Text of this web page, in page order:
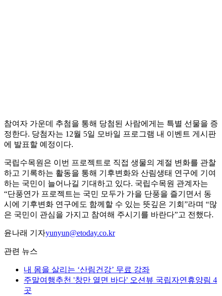
참여자 가운데 추첨을 통해 당첨된 사람에게는 특별 선물을 증
정한다. 당첨자는 12월 5일 모바일 프로그램 내 이벤트 게시판
에 발표할 예정이다.
국립수목원은 이번 프로젝트로 직접 생물의 계절 변화를 관찰
하고 기록하는 활동을 통해 기후변화와 산림생태 연구에 기여
하는 국민이 늘어나길 기대하고 있다. 국립수목원 관계자는
“단풍연가 프로젝트는 국민 모두가 가을 단풍을 즐기면서 동
시에 기후변화 연구에도 함께할 수 있는 뜻깊은 기회”라며 “많
은 국민이 관심을 가지고 참여해 주시기를 바란다”고 전했다.
윤나래 기자yunyun@etoday.co.kr
관련 뉴스
내 몸을 살리는 ‘산림건강’ 무료 강좌
주말여행추천 '창만 열면 바다' 오션뷰 국립자연휴양림 4
곳